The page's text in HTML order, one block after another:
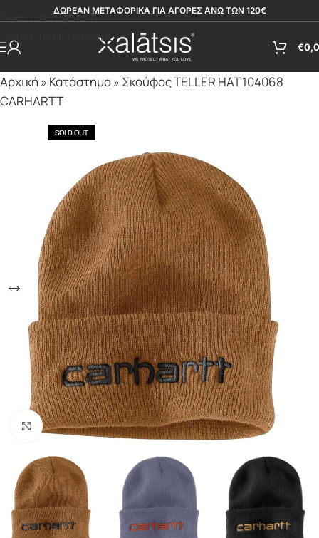
Skip to navigation
Skip to main content
ΔΩΡΕΑΝ ΜΕΤΑΦΟΡΙΚΑ ΓΙΑ ΑΓΟΡΕΣ ΑΝΩ ΤΩΝ 120€
€
Αρχική » Κατάστημα» Σκούφος TELLER HAT 104068
CARHARTT
SOLD OUT
Click to enlarge